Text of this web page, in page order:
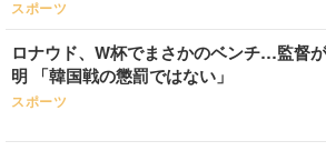
スポーツ
ロナウド、W杯でまさかのベンチ…監督
明 「韓国戦の懲罰ではない」
スポーツ